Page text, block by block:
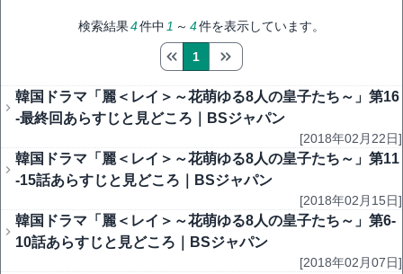
検索結果4件中 1 ～ 4件を表示しています。
1
韓国ドラマ「麗＜レイ＞～花萌ゆる8人の皇子たち～」第16
-最終回あらすじと見どころ｜BSジャパン
[2018年02月22日]
韓国ドラマ「麗＜レイ＞～花萌ゆる8人の皇子たち～」第11
-15話あらすじと見どころ｜BSジャパン
[2018年02月15日]
韓国ドラマ「麗＜レイ＞～花萌ゆる8人の皇子たち～」第6-
10話あらすじと見どころ｜BSジャパン
[2018年02月07日]